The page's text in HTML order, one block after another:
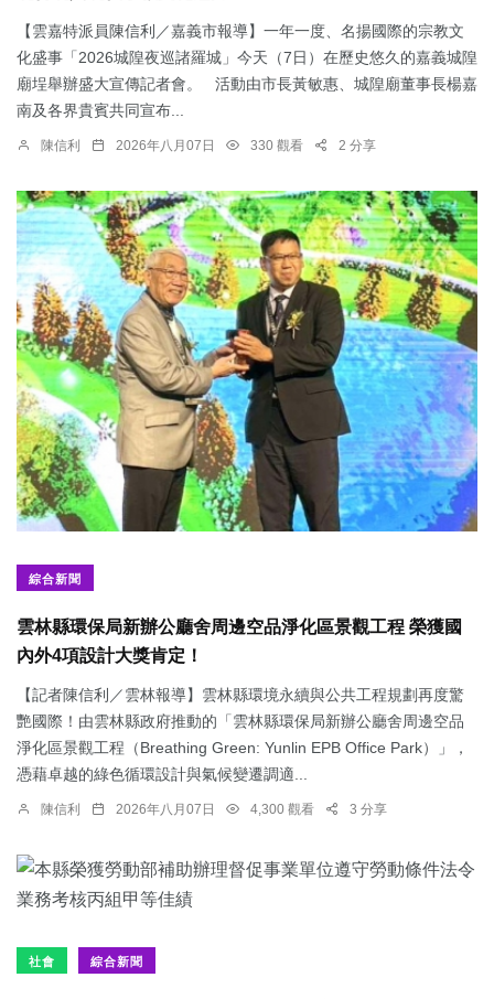
【雲嘉特派員陳信利／嘉義市報導】一年一度、名揚國際的宗教文
化盛事「2026城隍夜巡諸羅城」今天（7日）在歷史悠久的嘉義城隍
廟埕舉辦盛大宣傳記者會。 活動由市長黃敏惠、城隍廟董事長楊嘉
南及各界貴賓共同宣布...
陳信利 2026年八月07日 330 觀看 2 分享
綜合新聞
雲林縣環保局新辦公廳舍周邊空品淨化區景觀工程 榮獲國
內外4項設計大獎肯定！
【記者陳信利／雲林報導】雲林縣環境永續與公共工程規劃再度驚
艷國際！由雲林縣政府推動的「雲林縣環保局新辦公廳舍周邊空品
淨化區景觀工程（Breathing Green: Yunlin EPB Office Park）」，
憑藉卓越的綠色循環設計與氣候變遷調適...
陳信利 2026年八月07日 4,300 觀看 3 分享
社會 綜合新聞